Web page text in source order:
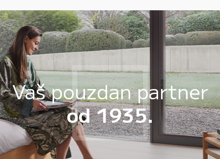
Vaš pouzdan partner
od 1935.